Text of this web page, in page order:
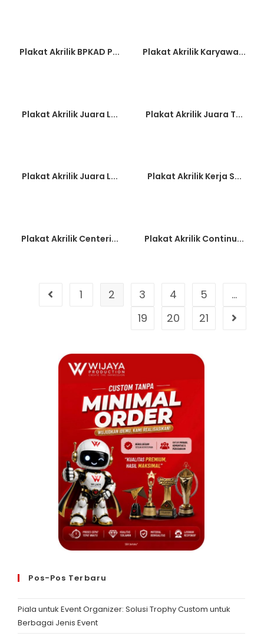
Plakat Akrilik BPKAD P... Plakat Akrilik Karyawa...
Plakat Akrilik Juara L... Plakat Akrilik Juara T...
Plakat Akrilik Juara L... Plakat Akrilik Kerja S...
Plakat Akrilik Centeri... Plakat Akrilik Continu...
1 2 3 4 5
…
19
20 21
Pos-Pos Terbaru
Piala untuk Event Organizer: Solusi Trophy Custom untuk
Berbagai Jenis Event